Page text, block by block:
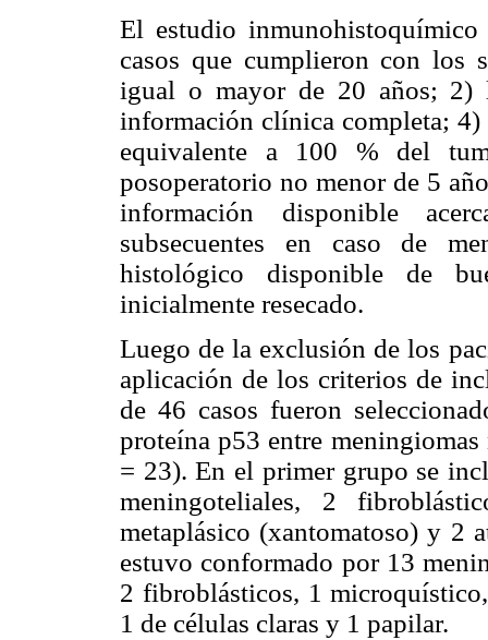
El estudio
casos que cumplieron con los
igual o mayor de 20 años; 2)
información clínica completa;
equivalente a 100 % del
posoperatorio no menor de 5
información disponible
subsecuentes en caso de
histológico disponible de
inicialmente resecado.
Luego de la exclusión de los
aplicación de los criterios de
de 46 casos fueron
proteína p53 entre
= 23). En el primer grupo se
meningoteliales, 2
metaplásico (xantomatoso) y 2
estuvo conformado por 13
2 fibroblásticos, 1
1 de células claras y 1 papilar.